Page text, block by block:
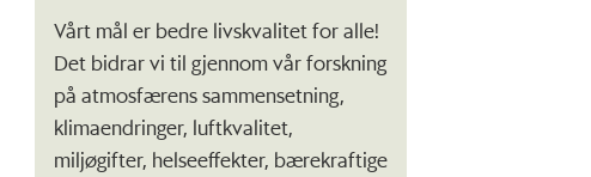
Vårt mål er bedre livskvalitet for alle!
Det bidrar vi til gjennom vår forskning
på atmosfærens sammensetning,
klimaendringer, luftkvalitet,
miljøgifter, helseeffekter, bærekraftige